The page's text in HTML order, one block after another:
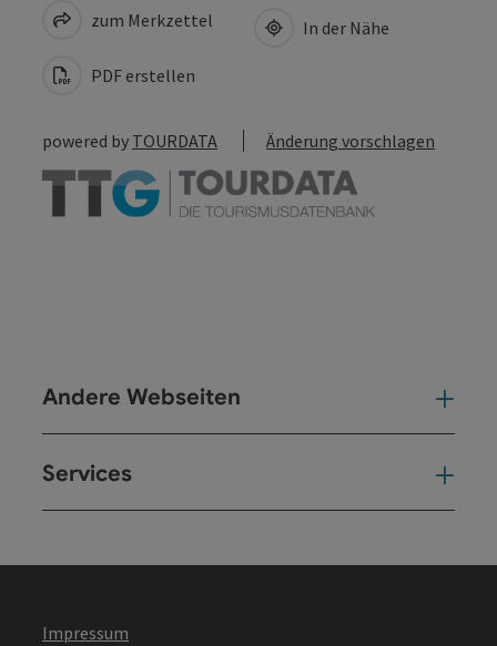
zum Merkzettel
PDF erstellen
In der Nähe
powered by TOURDATA Änderung vorschlagen
Andere Webseiten
Services
Impressum